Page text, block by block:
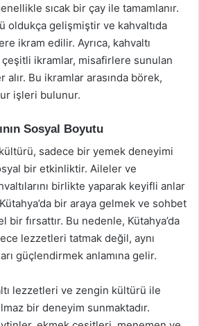
sıcak bir çay ile tamamlanır.
oldukça gelişmiştir ve kahvaltıda
ikram edilir. Ayrıca, kahvaltı
çeşitli ikramlar, misafirlere sunulan
alır. Bu ikramlar arasında börek,
işleri bulunur.
Sosyal Boyutu
kültürü, sadece bir yemek deneyimi
bir etkinliktir. Aileler ve
birlikte yaparak keyifli anlar
bir araya gelmek ve sohbet
fırsattır. Bu nedenle, Kütahya’da
lezzetleri tatmak değil, aynı
güçlendirmek anlamına gelir.
lezzetleri ve zengin kültürü ile
bir deneyim sunmaktadır.